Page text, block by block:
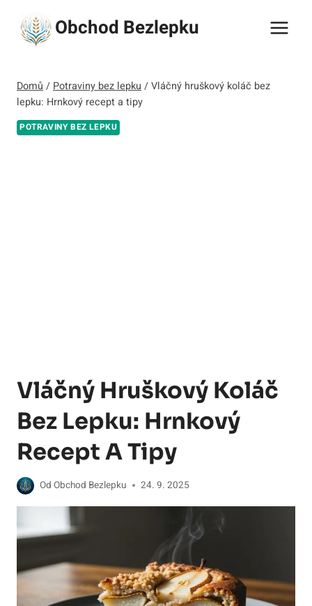
obsah
Obchod Bezlepku
Domů / Potraviny bez lepku /Vláčný hruškový koláč bez
lepku: Hrnkový recept a tipy
POTRAVINY BEZ LEPKU
Vláčný Hruškový Koláč
Bez Lepku: Hrnkový
Recept A Tipy
Od Obchod Bezlepku 24. 9. 2025